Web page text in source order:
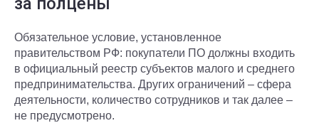
Обязательное условие, установленное
правительством РФ: покупатели ПО должны входить
в официальный реестр субъектов малого и среднего
предпринимательства. Других ограничений – сфера
деятельности, количество сотрудников и так далее –
не предусмотрено.